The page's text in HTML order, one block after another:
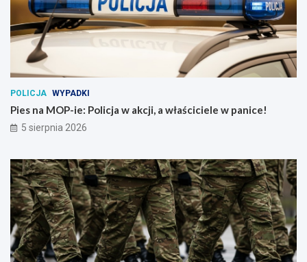
POLICJA WYPADKI
Pies na MOP-ie: Policja w akcji, a właściciele w panice!
5 sierpnia 2026